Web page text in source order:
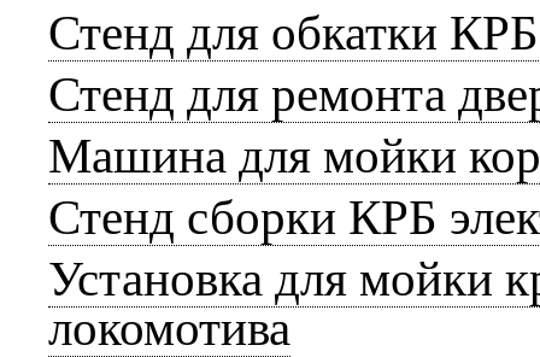
Стенд для обкатки
Стенд для ремонта
Машина для мойки
Стенд сборки КРБ
Установка для мойки
локомотива